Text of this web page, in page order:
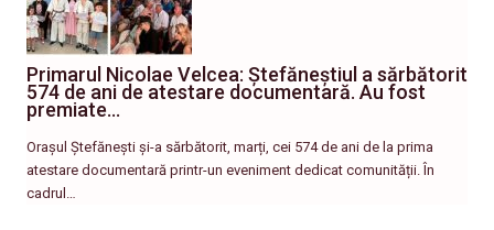
Primarul Nicolae Velcea: Ștefăneștiul a sărbătorit
574 de ani de atestare documentară. Au fost
premiate…
Orașul Ștefănești și-a sărbătorit, marți, cei 574 de ani de la prima
atestare documentară printr-un eveniment dedicat comunității. În
cadrul…